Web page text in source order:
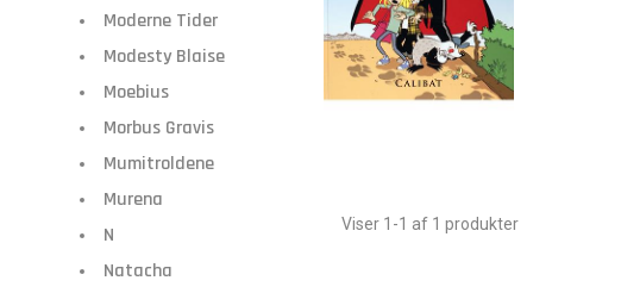
Moderne Tider
Modesty Blaise
Moebius
Morbus Gravis
Mumitroldene
Murena
N
Natacha
Viser 1-1 af 1 produkter